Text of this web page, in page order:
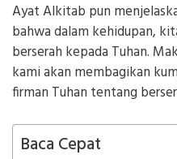
Ayat Alkitab pun
bahwa dalam kehidupan,
berserah kepada Tuhan.
kami akan membagikan
firman Tuhan tentang
Baca Cepat